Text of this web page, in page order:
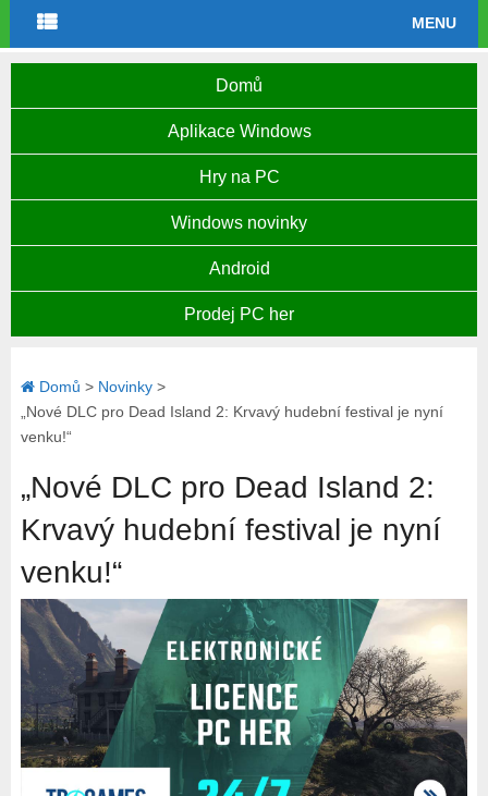
MENU
Domů
Aplikace Windows
Hry na PC
Windows novinky
Android
Prodej PC her
Domů > Novinky>
„Nové DLC pro Dead Island 2: Krvavý hudební festival je nyní
venku!“
„Nové DLC pro Dead Island 2:
Krvavý hudební festival je nyní
venku!“